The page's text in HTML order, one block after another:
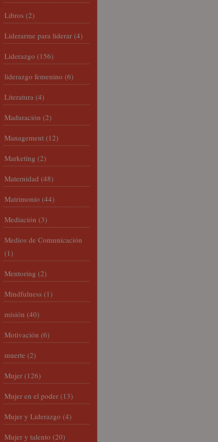
Libros (2)
Liderarme para liderar (4)
Liderazgo (156)
liderazgo femenino (6)
Literatura (4)
Maduración (2)
Management (12)
Marketing (2)
Maternidad (48)
Matrimonio (44)
Mediación (3)
Medios de Comunicación
(1)
Mentoring (2)
Mindfulness (1)
misión (40)
Motivación (6)
muerte (2)
Mujer (126)
Mujer en el poder (13)
Mujer y Liderazgo (4)
Mujer y talento (20)